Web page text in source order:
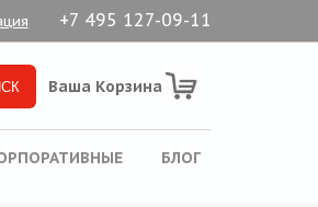
+7 495 127-09-11
Ваша Корзина
БЛОГ